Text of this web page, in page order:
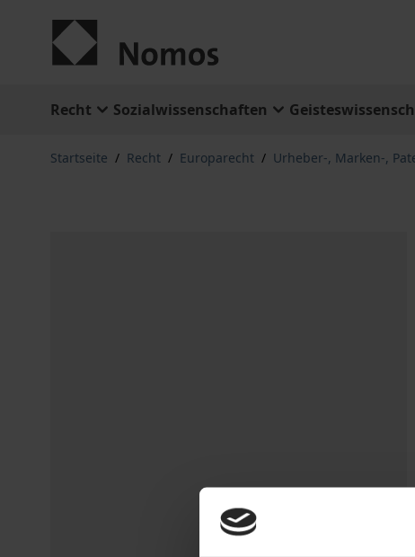
Recht Sozialwissenschaften
Startseite / Recht / Europarecht / Urheber-, Marken-,